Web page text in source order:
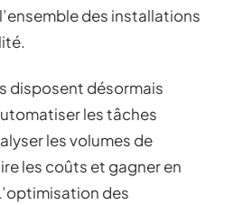
des installations
disposent désormais
les tâches
les volumes de
les coûts et gagner en
des